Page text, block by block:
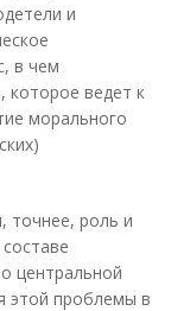
и
в чем
которое ведет к
морального
точнее, роль и
центральной
этой проблемы в